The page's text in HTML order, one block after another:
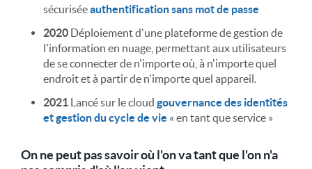
sécuriséeauthentification sans mot de passe
2020 Déploiement d'une plateforme de gestion de
l'information en nuage, permettant aux utilisateurs
de se connecter de n'importe où, à n'importe quel
endroit et à partir de n'importe quel appareil.
2021 Lancé sur le cloud gouvernance des identités
et gestion du cycle de vie « en tant que service »
On ne peut pas savoir où l'on va tant que l'on n'a